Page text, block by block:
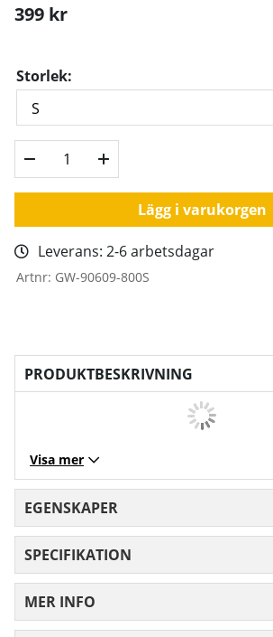
399 kr
Storlek:
Lägg i varukorgen
Leverans: 2-6 arbetsdagar
Artnr: GW-90609-800S
PRODUKTBESKRIVNING
Visa mer
EGENSKAPER
SPECIFIKATION
MER INFO